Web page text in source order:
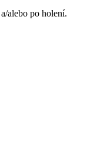
alebo po holení.